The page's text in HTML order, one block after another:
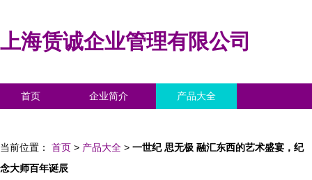
上海赁诚企业管理有限公司
首页 企业简介 产品大全
当前位置： 首页 > 产品大全 > 一世纪 思无极 融汇东西的艺术盛宴，纪
念大师百年诞辰